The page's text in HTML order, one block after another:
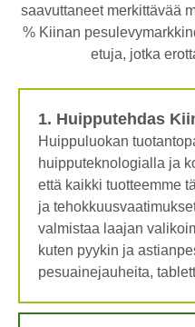
saavuttaneet merkittävää
% Kiinan
etuja, jotka
1. Huipputehdas
Huippuluokan
huipputeknologialla ja
että kaikki tuotteemme
ja
valmistaa laajan
kuten pyykin ja
pesuainejauheita,